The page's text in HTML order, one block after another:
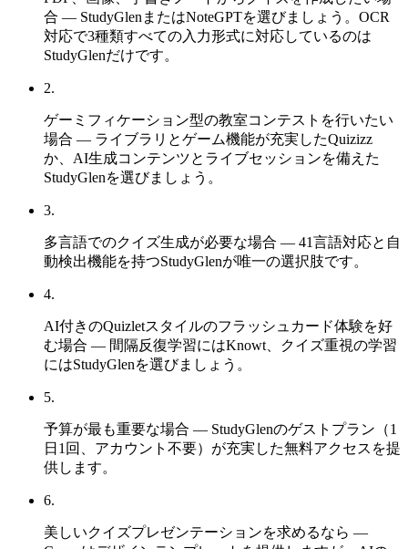
合 — StudyGlenまたはNoteGPTを選びましょう。OCR
対応で3種類すべての入力形式に対応しているのは
StudyGlenだけです。
2.
ゲーミフィケーション型の教室コンテストを行いたい
場合 — ライブラリとゲーム機能が充実したQuizizz
か、AI生成コンテンツとライブセッションを備えた
StudyGlenを選びましょう。
3.
多言語でのクイズ生成が必要な場合 — 41言語対応と自
動検出機能を持つStudyGlenが唯一の選択肢です。
4.
AI付きのQuizletスタイルのフラッシュカード体験を好
む場合 — 間隔反復学習にはKnowt、クイズ重視の学習
にはStudyGlenを選びましょう。
5.
予算が最も重要な場合 — StudyGlenのゲストプラン（1
日1回、アカウント不要）が充実した無料アクセスを提
供します。
6.
美しいクイズプレゼンテーションを求めるなら —